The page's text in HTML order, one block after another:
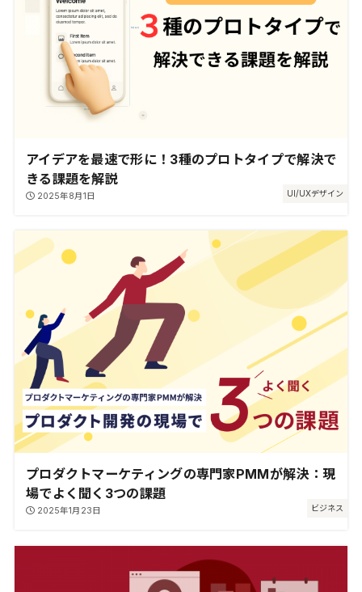
UI/UXデザイン
アイデアを最速で形に！3種のプロトタイプで解決で
きる課題を解説
2025年8月1日
ビジネス
プロダクトマーケティングの専門家PMMが解決：現
場でよく聞く3つの課題
2025年1月23日